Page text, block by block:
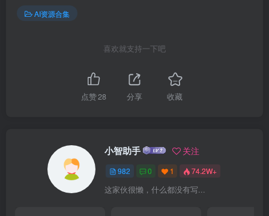
AI资源合集
喜欢就支持一下吧
点赞28 分享 收藏
小智助手 关注
982 0 1 74.2W+
这家伙很懒，什么都没有写...